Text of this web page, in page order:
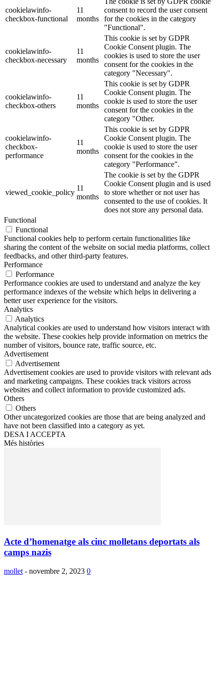
cookielawinfo-
checkbox-functional
11
months
consent to record the user consent
for the cookies in the category
"Functional".
cookielawinfo-
checkbox-necessary
11
months
This cookie is set by GDPR
Cookie Consent plugin. The
cookies is used to store the user
consent for the cookies in the
category "Necessary".
cookielawinfo-
checkbox-others
11
months
This cookie is set by GDPR
Cookie Consent plugin. The
cookie is used to store the user
consent for the cookies in the
category "Other.
cookielawinfo-
checkbox-
performance
11
months
This cookie is set by GDPR
Cookie Consent plugin. The
cookie is used to store the user
consent for the cookies in the
category "Performance".
viewed_cookie_policy
11
months
The cookie is set by the GDPR
Cookie Consent plugin and is used
to store whether or not user has
consented to the use of cookies. It
does not store any personal data.
Functional
Functional
Functional cookies help to perform certain functionalities like
sharing the content of the website on social media platforms, collect
feedbacks, and other third-party features.
Performance
Performance
Performance cookies are used to understand and analyze the key
performance indexes of the website which helps in delivering a
better user experience for the visitors.
Analytics
Analytics
Analytical cookies are used to understand how visitors interact with
the website. These cookies help provide information on metrics the
number of visitors, bounce rate, traffic source, etc.
Advertisement
Advertisement
Advertisement cookies are used to provide visitors with relevant ads
and marketing campaigns. These cookies track visitors across
websites and collect information to provide customized ads.
Others
Others
Other uncategorized cookies are those that are being analyzed and
have not been classified into a category as yet.
DESA I ACCEPTA
Més històries
Acte d’homenatge als cinc molletans deportats als
camps nazis
mollet - novembre 2, 2023 0